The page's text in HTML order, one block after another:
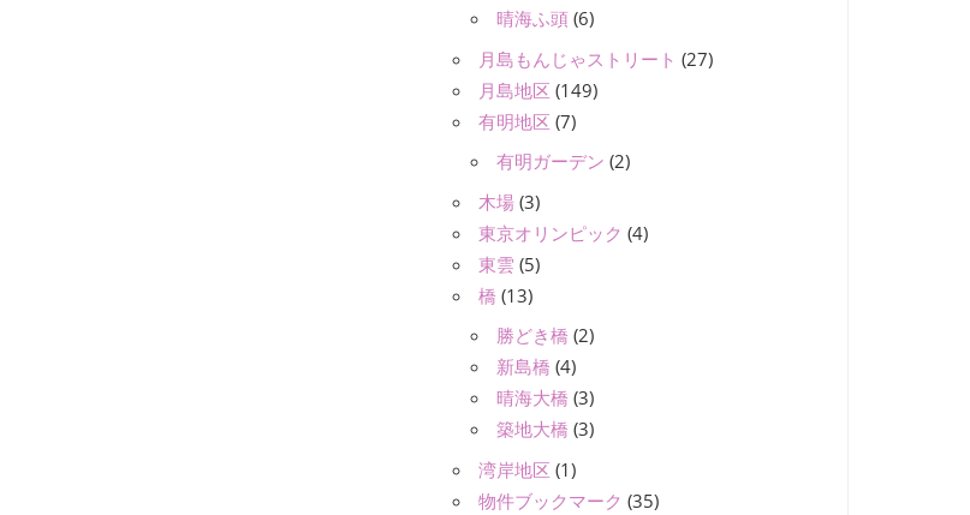
晴海ふ頭 (6)
月島もんじゃストリート (27)
月島地区 (149)
有明地区 (7)
有明ガーデン (2)
木場 (3)
東京オリンピック (4)
東雲 (5)
橋 (13)
勝どき橋 (2)
新島橋 (4)
晴海大橋 (3)
築地大橋 (3)
湾岸地区 (1)
物件ブックマーク (35)